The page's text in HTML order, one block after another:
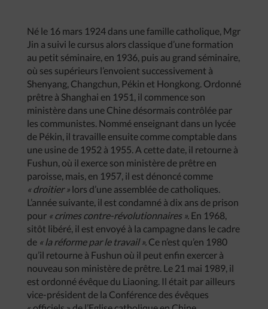
Né le 16 mars 1924 dans une famille catholique, Mgr
Jin a suivi le cursus alors classique d’une formation
au petit séminaire, en 1936, puis au grand séminaire,
où ses supérieurs l’envoient successivement à
Shenyang, Changchun, Pékin et Hongkong. Ordonné
prêtre à Shanghai en 1951, il commence son
ministère dans une Chine désormais contrôlée par
les communistes. Nommé enseignant dans un lycée
de Pékin, il travaille ensuite comme comptable dans
une usine de 1952 à 1955. A cette date, il retourne à
Fushun, où il exerce son ministère de prêtre en
paroisse, mais, en 1957, il est dénoncé comme
« droitier » lors d’une assemblée de catholiques.
L’année suivante, il est condamné à dix ans de prison
pour « crimes contre-révolutionnaires ». En 1968,
sitôt libéré, il est envoyé à la campagne dans le cadre
de « la réforme par le travail ». Ce n’est qu’en 1980
qu’il retourne à Fushun où il peut enfin exercer à
nouveau son ministère de prêtre. Le 21 mai 1989, il
est ordonné évêque du Liaoning. Il était par ailleurs
vice-président de la Conférence des évêques